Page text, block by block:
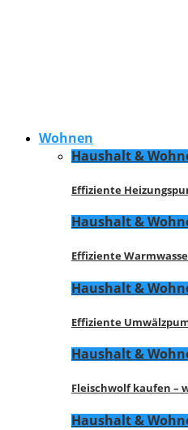
Wohnen
Haushalt &
Effiziente
Haushalt &
Effiziente
Haushalt &
Effiziente
Haushalt &
Fleischwolf kaufen –
Haushalt &